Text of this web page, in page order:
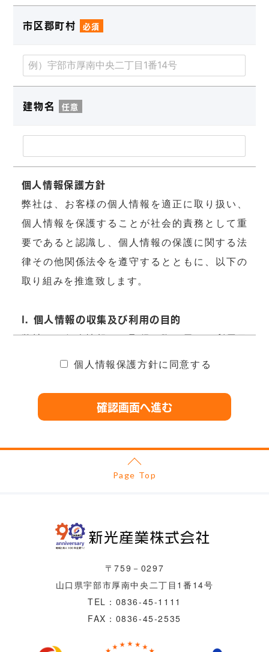
市区郡町村 必須
建物名 任意
個人情報保護方針
弊社は、お客様の個人情報を適正に取り扱い、
個人情報を保護することが社会的責務として重
要であると認識し、個人情報の保護に関する法
律その他関係法令を遵守するとともに、以下の
取り組みを推進致します。
I. 個人情報の収集及び利用の目的
弊社は、個人情報を、取得の際に示した利用目
的の範囲内で、公正かつ適正な方法で、個人情
収集しました個人情報は、ご本人の同意なく他
の目的での利用は致しません。
II. 個人情報の提供
弊社は、ご提出頂きました個人情報について、
III. 個人情報の管理
弊社が保有する個人情報の取り扱いに当たって
は、不当な侵入、漏洩、紛失などの防止に努め
弊社は、個人情報保護のため社内体制を整備し
必要に応じて改善に努めます。
個人情報保護方針に同意する
確認画面へ進む
Page Top
〒759－0297
山口県宇部市厚南中央二丁目1番14号
TEL： 0836-45-1111
FAX：0836-45-2535